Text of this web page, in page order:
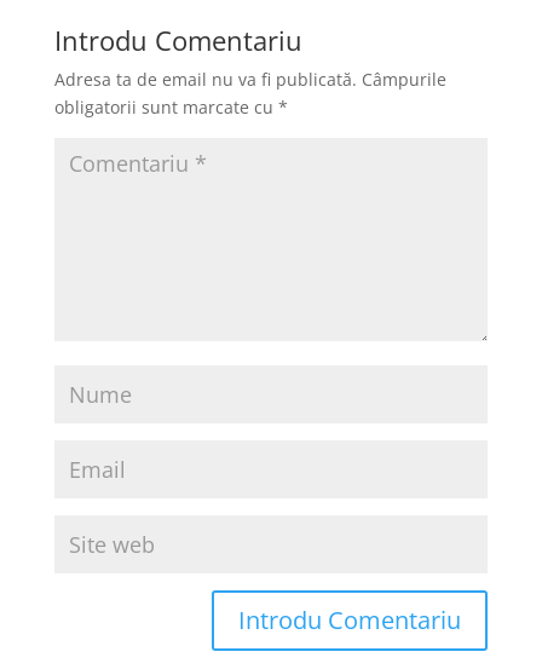
Introdu Comentariu
Adresa ta de email nu va fi publicată. Câmpurile
obligatorii sunt marcate cu *